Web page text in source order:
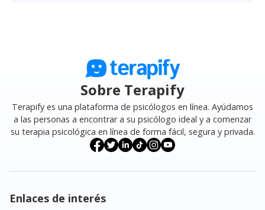
Sobre Terapify
Terapify es una plataforma de psicólogos en línea. Ayúdamos
a las personas a encontrar a su psicólogo ideal y a comenzar
su terapia psicológica en línea de forma fácil, segura y privada.
Enlaces de interés